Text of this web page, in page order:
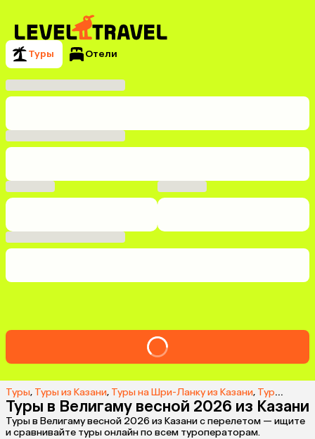
Туры Отели
Туры, Туры из Казани, Туры на Шри-Ланку из Казани, Туры в Велигаму из Казани
Туры в Велигаму весной 2026 из Казани
Туры в Велигаму весной 2026 из Казани с перелетом — ищите
и сравнивайте туры онлайн по всем туроператорам.